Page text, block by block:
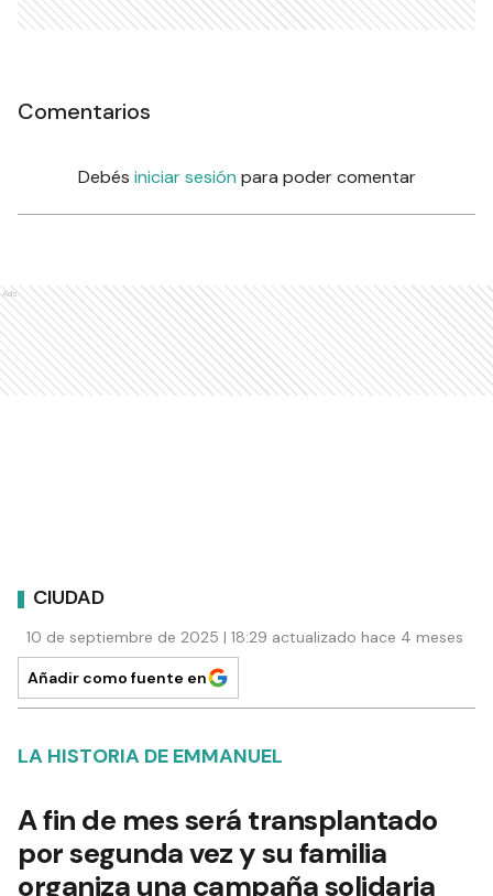
Comentarios
Debés iniciar sesión para poder comentar
Ads
CIUDAD
10 de septiembre de 2025 | 18:29 actualizado hace 4 meses
Añadir como fuente en
LA HISTORIA DE EMMANUEL
A fin de mes será transplantado
por segunda vez y su familia
organiza una campaña solidaria